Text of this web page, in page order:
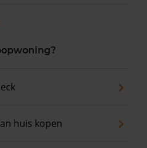
huis kopen